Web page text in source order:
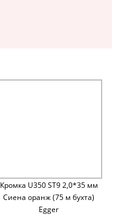
Кромка U350 ST9 2,0*35 мм
Сиена оранж (75 м бухта)
Egger